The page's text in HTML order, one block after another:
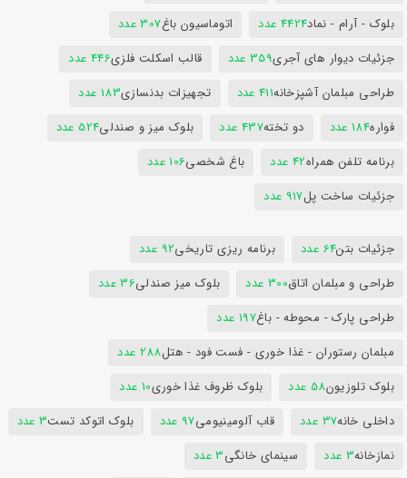
بلوک - آرام - نماد4424 عدد اتوماسیون باغ307 عدد
جزئیات دیوار های آجری359 عدد قالب اسکلت فلزی446 عدد
طراحی مبلمان آشپزخانه411 عدد تجهیزات بدنسازی183 عدد
فواره184 عدد دو تخته437 عدد بلوک میز و صندلی524 عدد
برنامه تلفن همراه42 عدد باغ شخصی106 عدد
جزئیات ساخت پل917 عدد
جزئیات بتن64 عدد برنامه ریزی تاریخی92 عدد
طراحی و مبلمان اتاق300 عدد بلوک میز صندلی36 عدد
طراحی پارک - محوطه - باغ197 عدد
مبلمان رستوران - غذا خوری - فست فود - هتل288 عدد
بلوک تلوزیون58 عدد بلوک ظروف غذا خوری10 عدد
داخلی خانه37 عدد قاب آلومینیومی97 عدد بلوک اتوکد تست3 عدد
نمازخانه3 عدد سینمای خانگی3 عدد